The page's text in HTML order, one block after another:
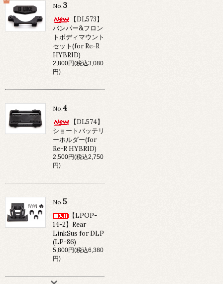
No.3
【DL573】
バンパー&フロン
トボディマウント
セット(for Re-R
HYBRID)
2,800円(税込3,080
円)
No.4
【DL574】
ショートバッテリ
ーホルダー(for
Re-R HYBRID)
2,500円(税込2,750
円)
No.5
【LPOP-
14-2】Rear
LinkSus for DLP
(LP-86)
5,800円(税込6,380
円)